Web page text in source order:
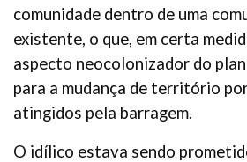
comunidade dentro de uma
existente, o que, em certa
aspecto neocolonizador do
para a mudança de território
atingidos pela barragem.
O idílico estava sendo